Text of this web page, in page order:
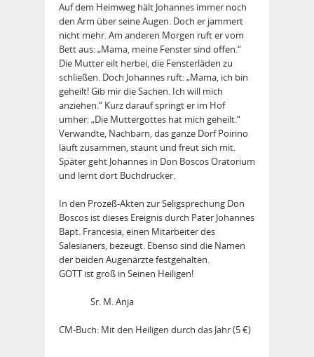
Auf dem Heimweg hält Johannes immer noch
den Arm über seine Augen. Doch er jammert
nicht mehr. Am anderen Morgen ruft er vom
Bett aus: „Mama, meine Fenster sind offen.“
Die Mutter eilt herbei, die Fensterläden zu
schließen. Doch Johannes ruft: „Mama, ich bin
geheilt! Gib mir die Sachen. Ich will mich
anziehen.“ Kurz darauf springt er im Hof
umher: „Die Muttergottes hat mich geheilt.“
Verwandte, Nachbarn, das ganze Dorf Poirino
läuft zusammen, staunt und freut sich mit.
Später geht Johannes in Don Boscos Oratorium
und lernt dort Buchdrucker.
In den Prozeß-Akten zur Seligsprechung Don
Boscos ist dieses Ereignis durch Pater Johannes
Bapt. Francesia, einen Mitarbeiter des
Salesianers, bezeugt. Ebenso sind die Namen
der beiden Augenärzte festgehalten.
GOTT ist groß in Seinen Heiligen!
Sr. M. Anja
CM-Buch: Mit den Heiligen durch das Jahr (5 €)